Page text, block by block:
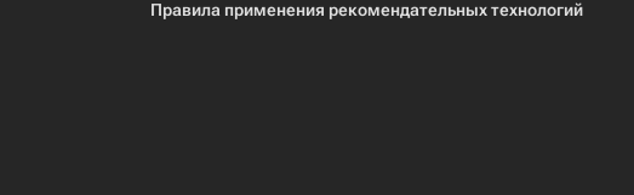
Правила применения рекомендательных технологий